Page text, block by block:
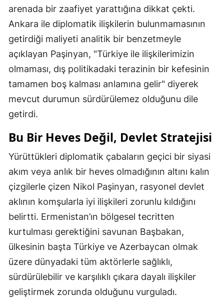
arenada bir zaafiyet yarattığına dikkat çekti.
Ankara ile diplomatik ilişkilerin bulunmamasının
getirdiği maliyeti analitik bir benzetmeyle
açıklayan Paşinyan, "Türkiye ile ilişkilerimizin
olmaması, dış politikadaki terazinin bir kefesinin
tamamen boş kalması anlamına gelir" diyerek
mevcut durumun sürdürülemez olduğunu dile
getirdi.
Bu Bir Heves Değil, Devlet Stratejisi
Yürüttükleri diplomatik çabaların geçici bir siyasi
akım veya anlık bir heves olmadığının altını kalın
çizgilerle çizen Nikol Paşinyan, rasyonel devlet
aklının komşularla iyi ilişkileri zorunlu kıldığını
belirtti. Ermenistan’ın bölgesel tecritten
kurtulması gerektiğini savunan Başbakan,
ülkesinin başta Türkiye ve Azerbaycan olmak
üzere dünyadaki tüm aktörlerle sağlıklı,
sürdürülebilir ve karşılıklı çıkara dayalı ilişkiler
geliştirmek zorunda olduğunu vurguladı.